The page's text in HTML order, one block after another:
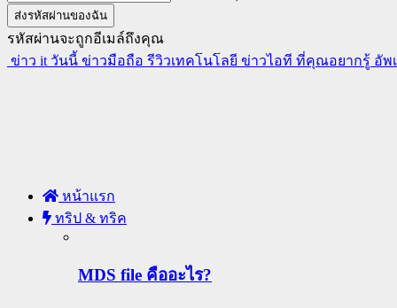
รหัสผ่านจะถูกอีเมล์ถึงคุณ
ข่าว it วันนี้ ข่าวมือถือ รีวิวเทคโนโลยี ข่าวไอที ที่คุณอยากรู้ อัพ
หน้าแรก
ทริป & ทริค
MDS file คืออะไร?